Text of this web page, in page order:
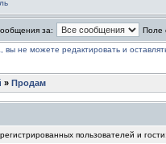
за: Поле
» Продам
пользователей и